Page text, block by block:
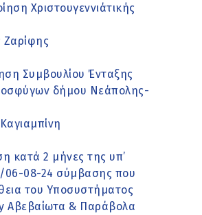
Χριστουγεννιάτικής
Ζαρίφης
Συμβουλίου Ένταξης
δήμου Νεάπολης-
κατά 2 μήνες της υπ’
06-08-24 σύμβασης που
του Υποσυστήματος
Αβεβαίωτα & Παράβολα